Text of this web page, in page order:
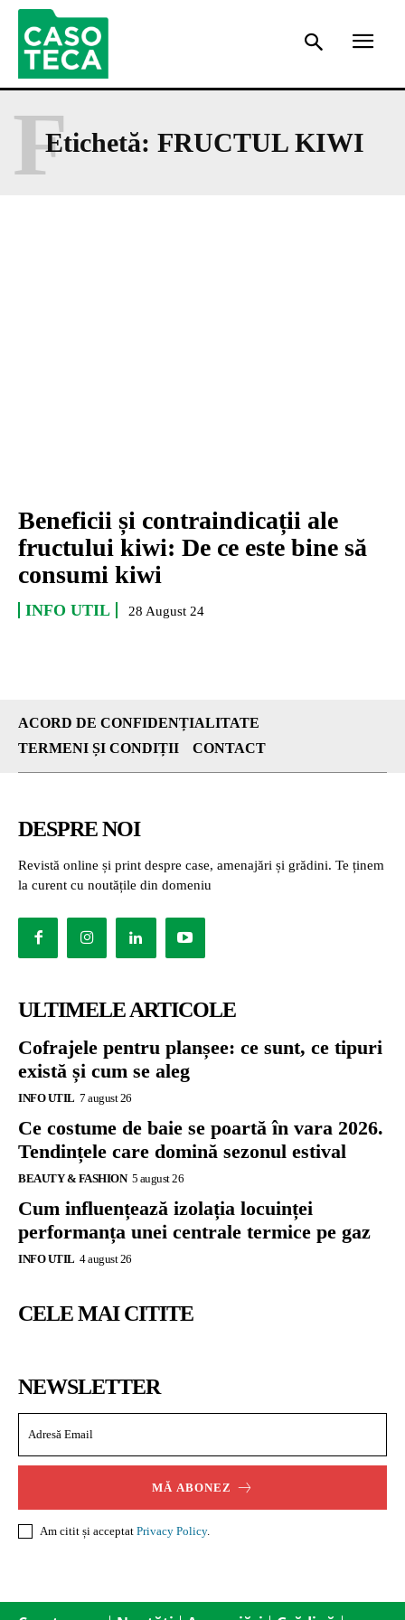
Etichetă: FRUCTUL KIWI
F
Beneficii și contraindicații ale
fructului kiwi: De ce este bine să
consumi kiwi
INFO UTIL 28 August 24
ACORD DE CONFIDENȚIALITATE
TERMENI ȘI CONDIȚII
CONTACT
DESPRE NOI
Revistă online și print despre case, amenajări și grădini. Te ținem
la curent cu noutățile din domeniu
ULTIMELE ARTICOLE
Cofrajele pentru planșee: ce sunt, ce tipuri
există și cum se aleg
INFO UTIL 7 august 26
Ce costume de baie se poartă în vara 2026.
Tendințele care domină sezonul estival
BEAUTY & FASHION 5 august 26
Cum influențează izolația locuinței
performanța unei centrale termice pe gaz
INFO UTIL 4 august 26
CELE MAI CITITE
NEWSLETTER
MĂ ABONEZ
Am citit și acceptat Privacy Policy.